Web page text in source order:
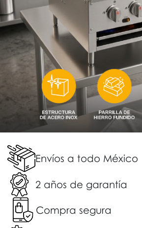
Envíos a todo México
2 años de garantía
Compra segura